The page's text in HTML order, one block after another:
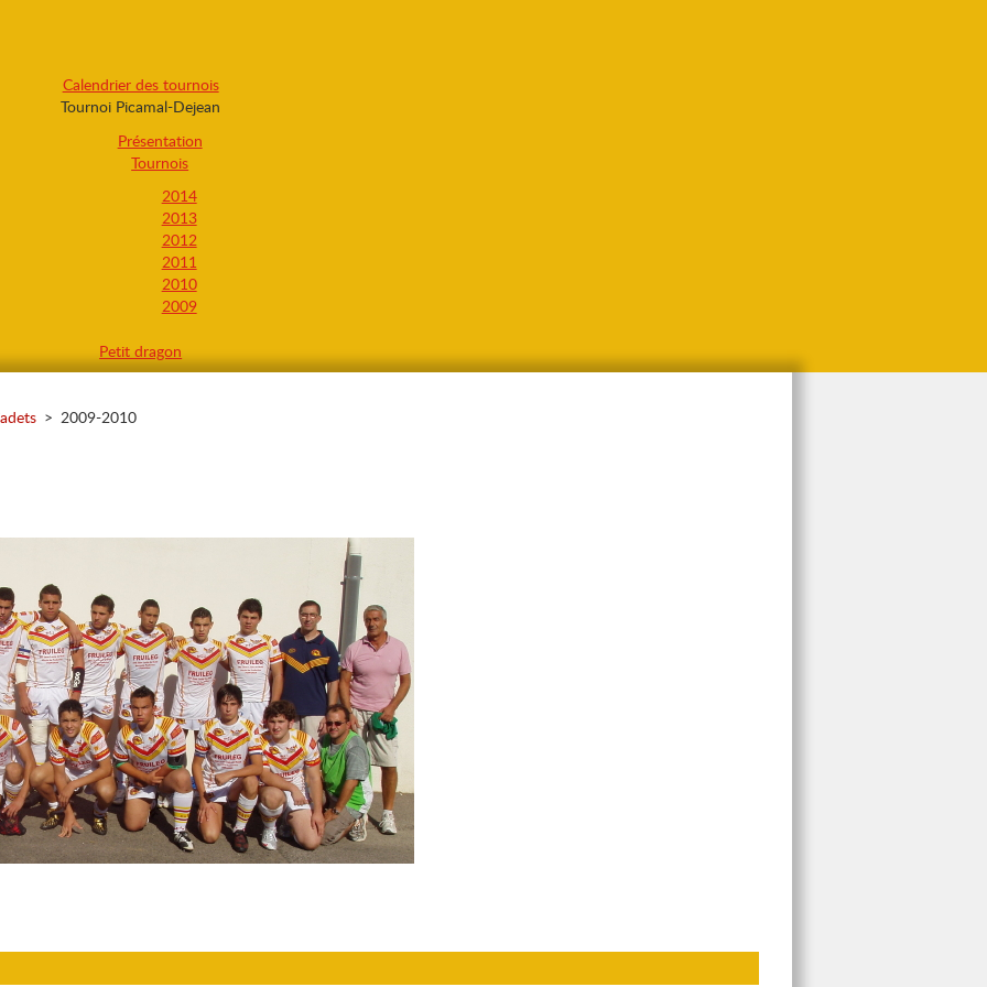
Calendrier des tournois
Tournoi Picamal-Dejean
Présentation
Tournois
2014
2013
2012
2011
2010
2009
Petit dragon
> 2009-2010